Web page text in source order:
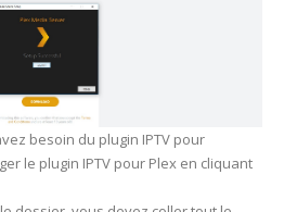
besoin du plugin IPTV pour
le plugin IPTV pour Plex en cliquant